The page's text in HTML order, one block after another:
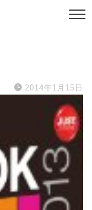
2014年1月15日